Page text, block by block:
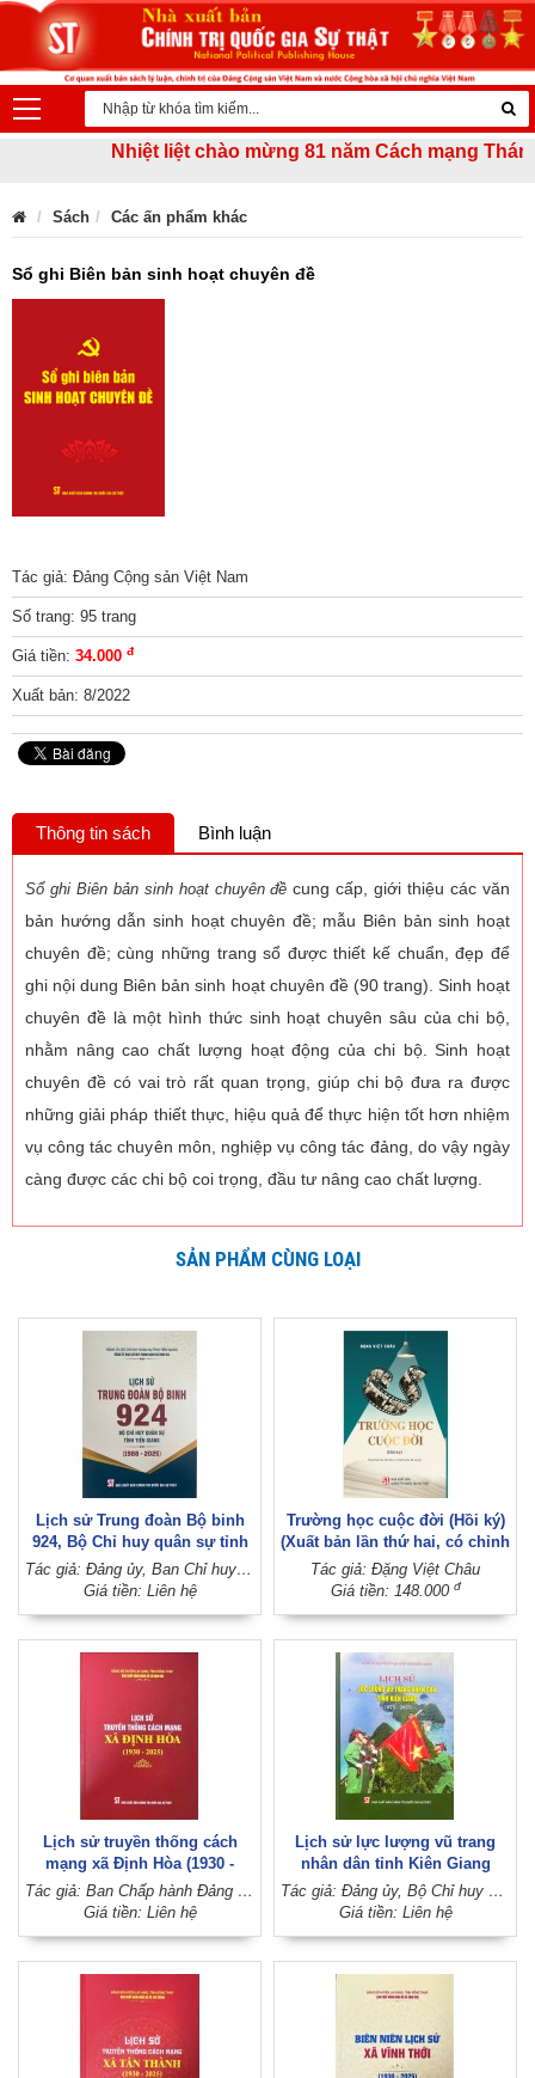
Nhiệt liệt chào mừng 81 năm Cách mạng Tháng
Sách Các ấn phẩm khác
Sổ ghi Biên bản sinh hoạt chuyên đề
Tác giả: Đảng Cộng sản Việt Nam
Số trang: 95 trang
Giá tiền: 34.000 đ
Xuất bản: 8/2022
Thông tin sách Bình luận
Sổ ghi Biên bản sinh hoạt chuyên đềcung cấp, giới thiệu các văn
bản hướng dẫn sinh hoạt chuyên đề; mẫu Biên bản sinh hoạt
chuyên đề; cùng những trang sổ được thiết kế chuẩn, đẹp để
ghi nội dung Biên bản sinh hoạt chuyên đề (90 trang). Sinh hoạt
chuyên đề là một hình thức sinh hoạt chuyên sâu của chi bộ,
nhằm nâng cao chất lượng hoạt động của chi bộ. Sinh hoạt
chuyên đề có vai trò rất quan trọng, giúp chi bộ đưa ra được
những giải pháp thiết thực, hiệu quả để thực hiện tốt hơn nhiệm
vụ công tác chuyên môn, nghiệp vụ công tác đảng, do vậy ngày
càng được các chi bộ coi trọng, đầu tư nâng cao chất lượng.
SẢN PHẨM CÙNG LOẠI
Lịch sử Trung đoàn Bộ binh
924, Bộ Chỉ huy quân sự tỉnh
Tiền Giang (1988 - 2025) Tác giả: Đảng ủy, Ban Chỉ huy Trung đoàn Bộ binh 924 (Đảng ủy, Bộ Chỉ huy quân sự tỉnh Tiền Giang)
Giá tiền: Liên hệ
Trường học cuộc đời (Hồi ký)
(Xuất bản lần thứ hai, có chỉnh
sửa, bổ sung)
Tác giả: Đặng Việt Châu
Giá tiền: 148.000 đ
Lịch sử truyền thống cách
mạng xã Định Hòa (1930 -
2025)
Tác giả: Ban Chấp hành Đảng bộ xã Định Hòa (Đảng bộ huyện Lai Vung, tỉnh Đồng Tháp)
Giá tiền: Liên hệ
Lịch sử lực lượng vũ trang
nhân dân tỉnh Kiên Giang
(1975 - 2025)
Tác giả: Đảng ủy, Bộ Chỉ huy Quân sự tỉnh Kiên Giang
Giá tiền: Liên hệ